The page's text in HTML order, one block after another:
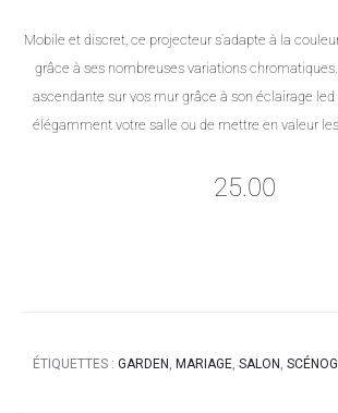
Mobile et discret, ce projecteur s’adapte à la
grâce à ses nombreuses variations
ascendante sur vos mur grâce à son éclairage led
élégamment votre salle ou de mettre en valeur
25.00
ÉTIQUETTES : GARDEN , MARIAGE, SALON ,